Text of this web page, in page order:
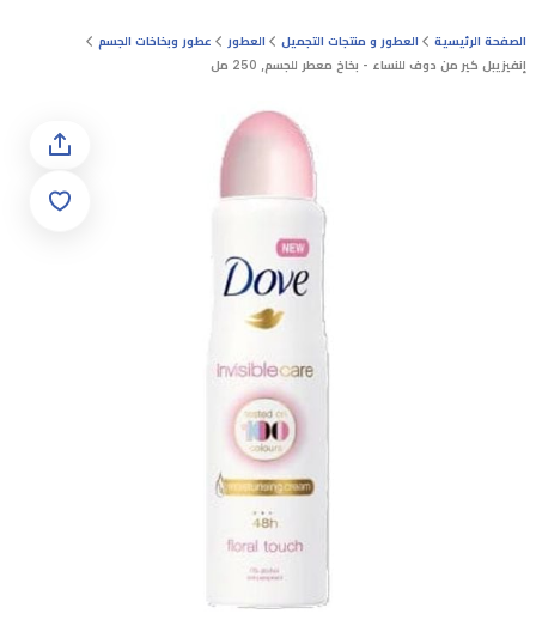
الصفحة الرئيسية العطور و منتجات التجميل العطور
عطور وبخاخات الجسم
إنفيزيبل كير من دوف للنساء - بخاخ معطر للجسم, 250 مل